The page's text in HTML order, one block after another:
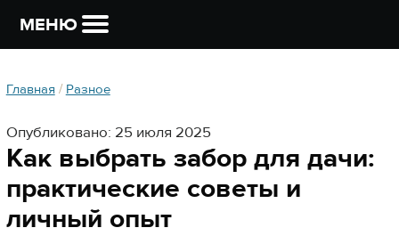
МЕНЮ
Главная / Разное
Опубликовано: 25 июля 2025
Как выбрать забор для дачи:
практические советы и
личный опыт